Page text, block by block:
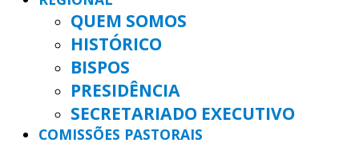
QUEM SOMOS
HISTÓRICO
BISPOS
PRESIDÊNCIA
SECRETARIADO EXECUTIVO
COMISSÕES PASTORAIS